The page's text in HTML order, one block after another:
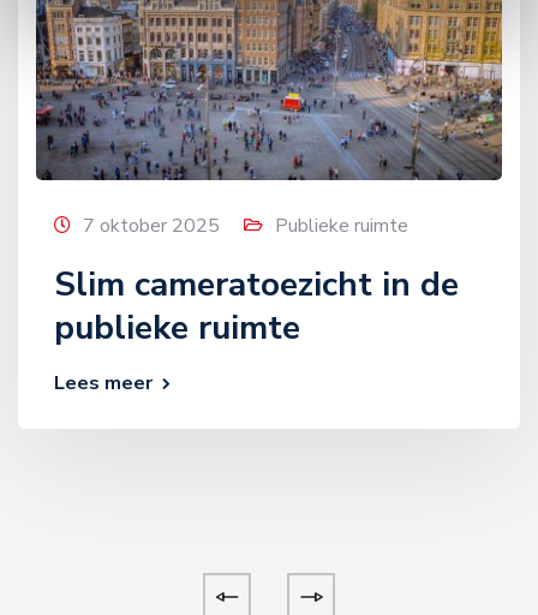
7 oktober 2025 Publieke ruimte
Slim cameratoezicht in de
publieke ruimte
Lees meer